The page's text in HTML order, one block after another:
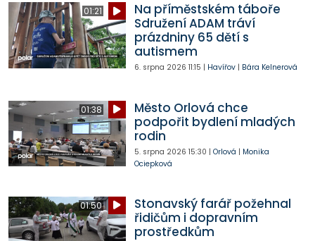
01:21
Na příměstském táboře
Sdružení ADAM tráví
prázdniny 65 dětí s
autismem
6. srpna 2026 11:15 | Havířov| Bára Kelnerová
01:38
Město Orlová chce
podpořit bydlení mladých
rodin
5. srpna 2026 15:30 | Orlová | Monika
Ociepková
01:50
Stonavský farář požehnal
řidičům i dopravním
prostředkům